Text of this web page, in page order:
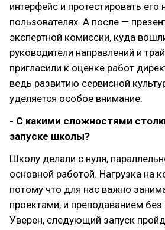
интерфейс и протестировать его
пользователях. А после —
экспертной комиссии, куда
руководители направлений и
пригласили к оценке работ
ведь развитию сервисной
уделяется особое внимание.
- С какими сложностями
запуске школы?
Школу делали с нуля,
основной работой. Нагрузка на
потому что для нас важно
проектами, и преподаванием без
Уверен, следующий запуск